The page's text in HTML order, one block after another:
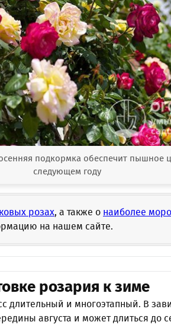
подкормка обеспечит пышное
следующем году
розах, а также о наиболее
на нашем сайте.
розария к зиме
длительный и многоэтапный. В
августа и может длиться до